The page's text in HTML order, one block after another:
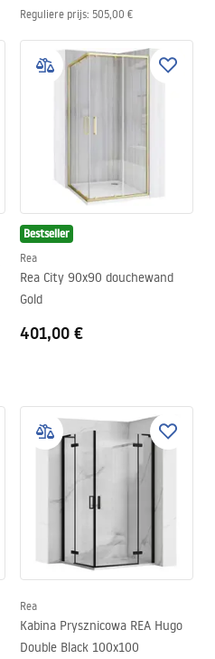
Reguliere prijs: 505,00 €
Bestseller
Rea
Rea City 90x90 douchewand
Gold
401,00 €
Rea
Kabina Prysznicowa REA Hugo
Double Black 100x100